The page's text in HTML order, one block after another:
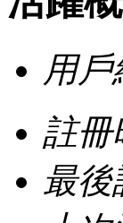
用戶
註冊
最後